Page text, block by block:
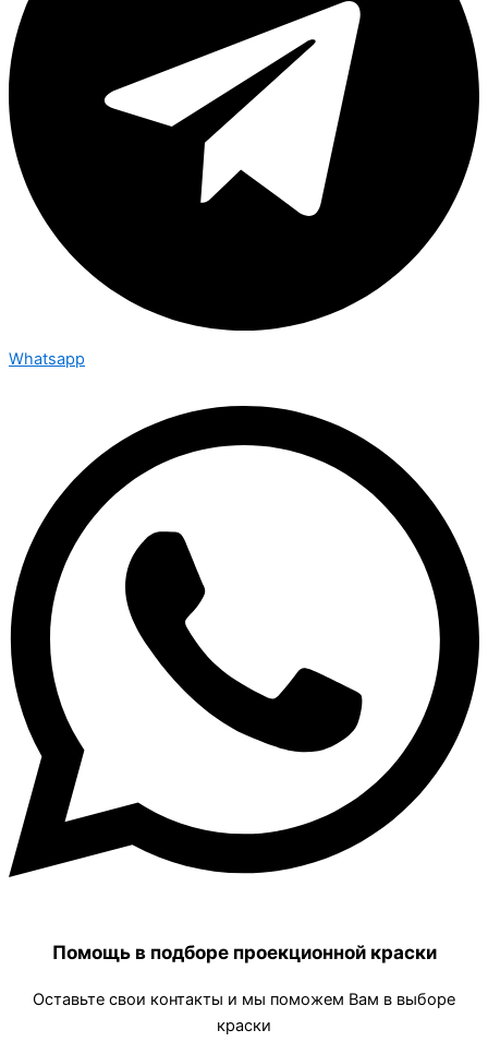
Whatsapp
Помощь в подборе проекционной краски
Оставьте свои контакты и мы поможем Вам в выборе
краски